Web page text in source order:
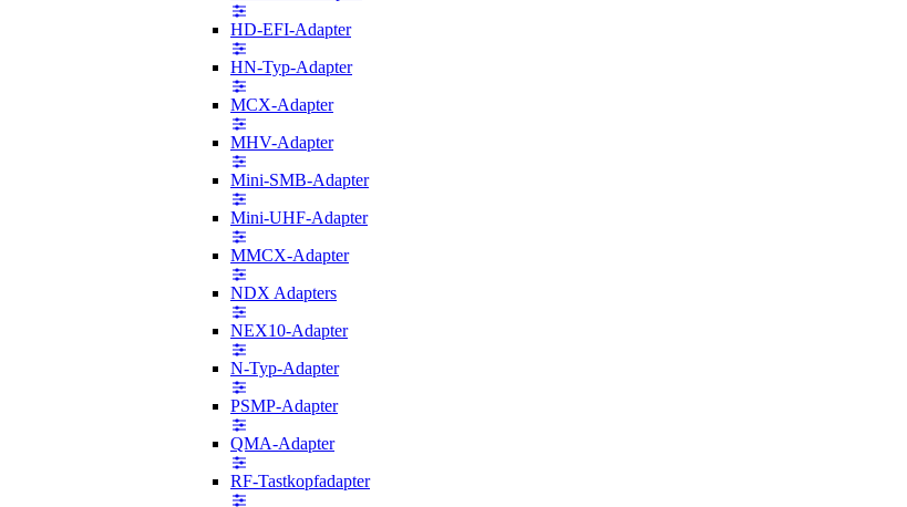
HD-EFI-Adapter
HN-Typ-Adapter
MCX-Adapter
MHV-Adapter
Mini-SMB-Adapter
Mini-UHF-Adapter
MMCX-Adapter
NDX Adapters
NEX10-Adapter
N-Typ-Adapter
PSMP-Adapter
QMA-Adapter
RF-Tastkopfadapter